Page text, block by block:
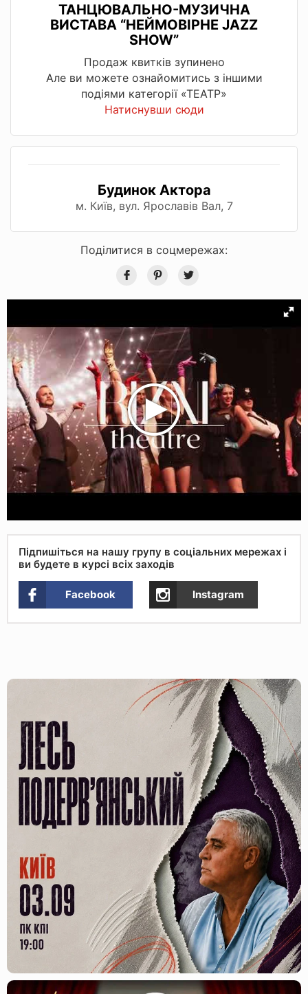
ТАНЦЮВАЛЬНО-МУЗИЧНА
ВИСТАВА “НЕЙМОВІРНЕ JAZZ
SHOW”
Продаж квитків зупинено
Але ви можете ознайомитись з іншими
подіями категорії «ТЕАТР»
Натиснувши сюди
Будинок Актора
м. Київ, вул. Ярославів Вал, 7
Поділитися в соцмережах:
Підпишіться на нашу групу в соціальних мережах і
ви будете в курсі всіх заходів
Facebook Instagram